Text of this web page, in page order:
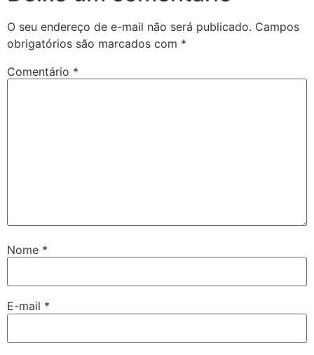
O seu endereço de e-mail não será publicado. Campos
obrigatórios são marcados com *
Comentário *
Nome *
E-mail *